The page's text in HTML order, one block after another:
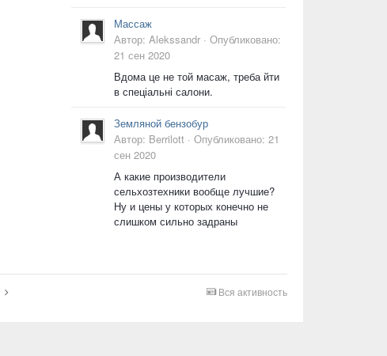
Массаж
Автор: Alekssandr · Опубликовано:
21 сен 2020
Вдома це не той масаж, треба йти
в спеціальні салони.
Земляной бензобур
Автор: Berrilott · Опубликовано: 21
сен 2020
А какие производители
сельхозтехники вообще лучшие?
Ну и цены у которых конечно не
слишком сильно задраны
Вся активность